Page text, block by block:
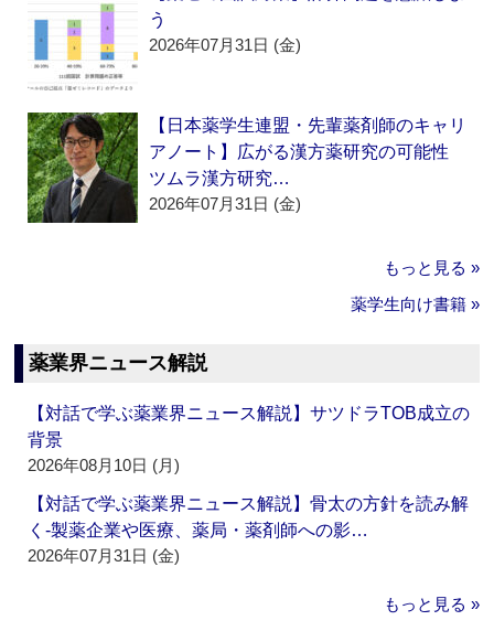
う
2026年07月31日 (金)
【日本薬学生連盟・先輩薬剤師のキャリ
アノート】広がる漢方薬研究の可能性
ツムラ漢方研究…
2026年07月31日 (金)
もっと見る »
薬学生向け書籍 »
薬業界ニュース解説
【対話で学ぶ薬業界ニュース解説】サツドラTOB成立の
背景
2026年08月10日 (月)
【対話で学ぶ薬業界ニュース解説】骨太の方針を読み解
く‐製薬企業や医療、薬局・薬剤師への影…
2026年07月31日 (金)
もっと見る »